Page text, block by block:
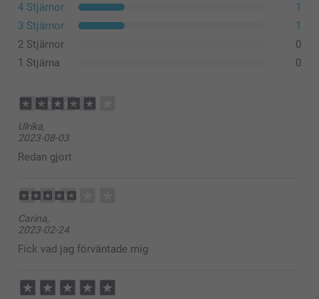
4 Stjärnor
1
3 Stjärnor
1
2 Stjärnor
0
1 Stjärna
0
Ulrika,
2023-08-03
Redan gjort
Carina,
2023-02-24
Fick vad jag förväntade mig